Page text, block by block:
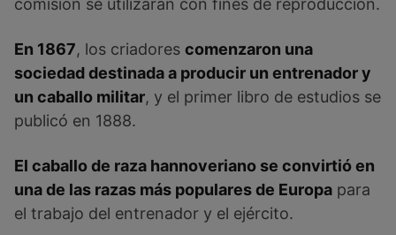
En 1867, los criadores comenzaron una
sociedad destinada a producir un entrenador y
un caballo militar, y el primer libro de estudios se
publicó en 1888.
El caballo de raza hannoveriano se convirtió en
una de las razas más populares de Europa para
el trabajo del entrenador y el ejército.